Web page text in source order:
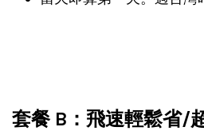
套餐 B：飛速輕鬆省/